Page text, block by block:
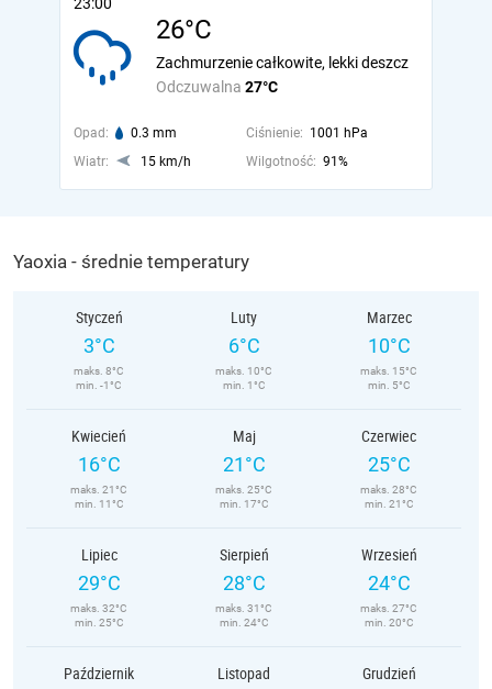
26°C
Odczuwalna 27°C
Zachmurzenie całkowite, lekki deszcz
Opad: 0.3 mm Ciśnienie: 1001 hPa
Wiatr:
15 km/h Wilgotność: 91%
Yaoxia - średnie temperatury
Styczeń
3°C
maks. 8°C
min. -1°C
Luty
6°C
maks. 10°C
min. 1°C
Marzec
10°C
maks. 15°C
min. 5°C
Kwiecień
16°C
maks. 21°C
min. 11°C
Maj
21°C
maks. 25°C
min. 17°C
Czerwiec
25°C
maks. 28°C
min. 21°C
Lipiec
29°C
maks. 32°C
min. 25°C
Sierpień
28°C
maks. 31°C
min. 24°C
Wrzesień
24°C
maks. 27°C
min. 20°C
Październik Listopad Grudzień